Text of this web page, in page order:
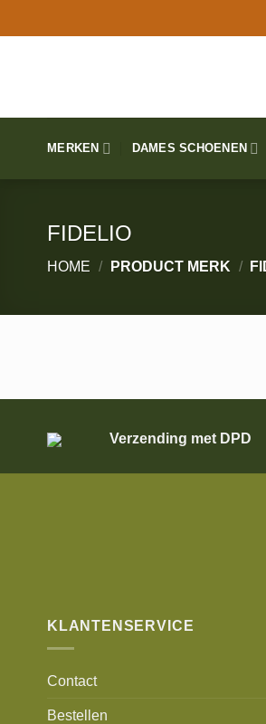
naar
MERKEN DAMES SCHOENEN
FIDELIO
HOME / PRODUCT MERK /
Verzending met DPD
KLANTENSERVICE
Contact
Bestellen